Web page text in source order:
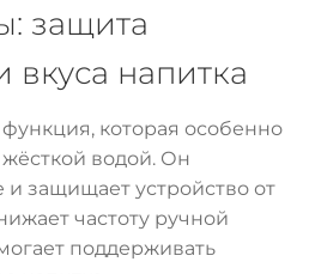
защита
вкуса напитка
которая особенно
водой. Он
и защищает устройство от
частоту ручной
поддерживать